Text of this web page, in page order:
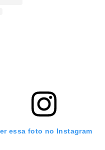
essa foto no Instagram